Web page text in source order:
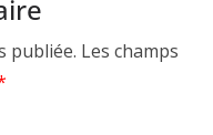
publiée. Les champs